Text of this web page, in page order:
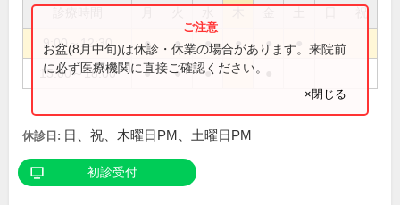
祝
9:00～12:30 ● ● ● ● ●
15:00～18:00 ● ● ●
お盆(8月中旬)は休診・休業の場合があります。来院前
に必ず医療機関に直接ご確認ください。
×閉じる
休診日: 日、祝、木曜日PM、土曜日PM
初診受付